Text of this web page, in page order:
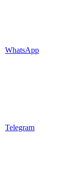
WhatsApp
Telegram